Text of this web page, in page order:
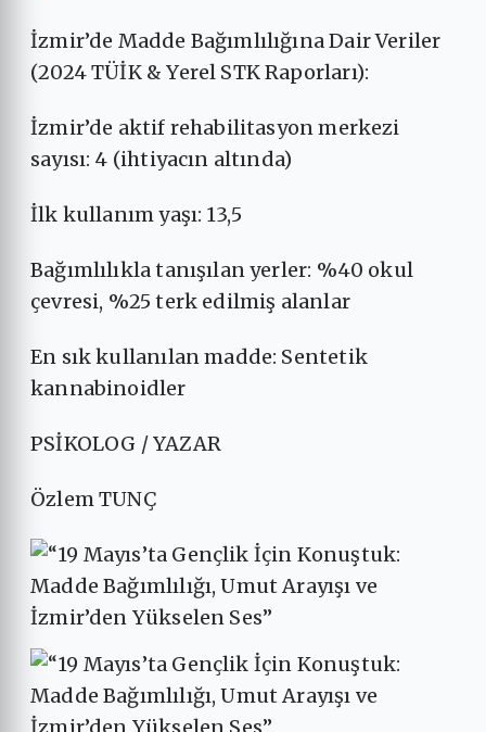
İzmir’de Madde Bağımlılığına Dair Veriler
(2024 TÜİK & Yerel STK Raporları):
İzmir’de aktif rehabilitasyon merkezi
sayısı: 4 (ihtiyacın altında)
İlk kullanım yaşı: 13,5
Bağımlılıkla tanışılan yerler: %40 okul
çevresi, %25 terk edilmiş alanlar
En sık kullanılan madde: Sentetik
kannabinoidler
PSİKOLOG / YAZAR
Özlem TUNÇ